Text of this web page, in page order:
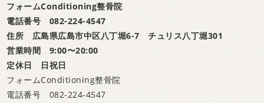
フォームConditioning整骨院
電話番号 082-224-4547
住所 広島県広島市中区八丁堀6-7 チュリス八丁堀301
営業時間 9:00〜20:00
定休日 日祝日
フォームConditioning整骨院
電話番号 082-224-4547